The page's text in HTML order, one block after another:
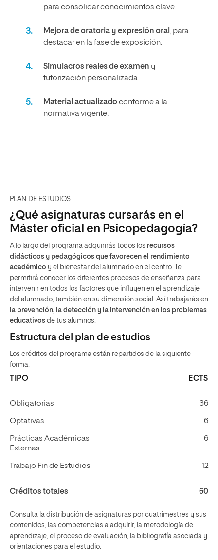
para consolidar conocimientos clave.
Mejora de oratoria y expresión oral , para
destacar en la fase de exposición.
Simulacros reales de examen y
tutorización personalizada.
Material actualizadoconforme a la
normativa vigente.
PLAN DE ESTUDIOS
¿Qué asignaturas cursarás en el
Máster oficial en Psicopedagogía?
A lo largo del programa adquirirás todos los recursos
didácticos y pedagógicos que favorecen el rendimiento
académico y el bienestar del alumnado en el centro. Te
permitirá conocer los diferentes procesos de enseñanza para
intervenir en todos los factores que influyen en el aprendizaje
del alumnado, también en su dimensión social. Así trabajarás en
la prevención, la detección y la intervención en los problemas
educativos de tus alumnos.
Estructura del plan de estudios
Los créditos del programa están repartidos de la siguiente
forma:
TIPO ECTS
Obligatorias 36
Optativas 6
Prácticas Académicas
Externas
6
Trabajo Fin de Estudios 12
Créditos totales 60
Consulta la distribución de asignaturas por cuatrimestres y sus
contenidos, las competencias a adquirir, la metodología de
aprendizaje, el proceso de evaluación, la bibliografía asociada y
orientaciones para el estudio.